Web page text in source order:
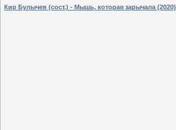
Кир Булычев (сост.) - Мышь, которая зарычала (2020)